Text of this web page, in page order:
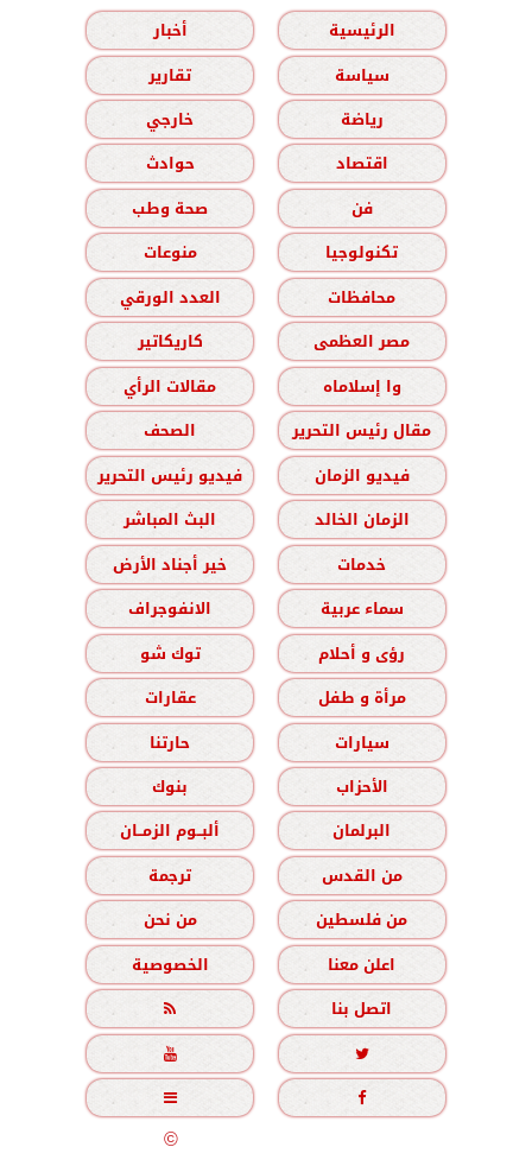
الرئيسية
أخبار
سياسة
تقارير
رياضة
خارجي
اقتصاد
حوادث
فن
صحة وطب
تكنولوجيا
منوعات
محافظات
العدد الورقي
مصر العظمى
كاريكاتير
وا إسلاماه
مقالات الرأي
مقال رئيس التحرير
الصحف
فيديو الزمان
فيديو رئيس التحرير
الزمان الخالد
البث المباشر
خدمات
خير أجناد الأرض
سماء عربية
الانفوجراف
رؤى و أحلام
توك شو
مرأة و طفل
عقارات
سيارات
حارتنا
الأحزاب
بنوك
البرلمان
ألبــوم الزمــان
من القدس
ترجمة
من فلسطين
من نحن
اعلن معنا
الخصوصية
اتصل بنا





جميع الحقوق محفوظة©